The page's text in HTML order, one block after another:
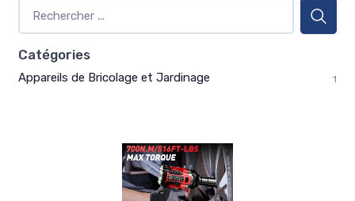
Catégories
Appareils de Bricolage et Jardinage 1